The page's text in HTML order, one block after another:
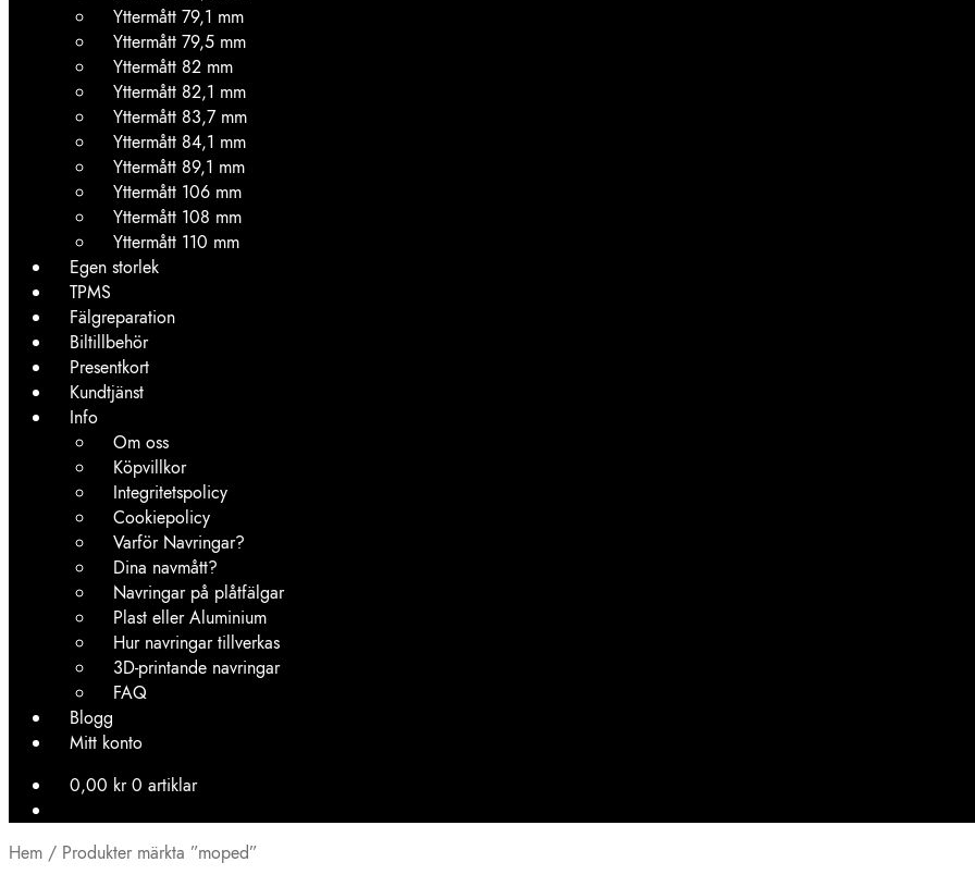
Yttermått 79,1 mm
Yttermått 79,5 mm
Yttermått 82 mm
Yttermått 82,1 mm
Yttermått 83,7 mm
Yttermått 84,1 mm
Yttermått 89,1 mm
Yttermått 106 mm
Yttermått 108 mm
Yttermått 110 mm
Egen storlek
TPMS
Fälgreparation
Biltillbehör
Presentkort
Kundtjänst
Info
Om oss
Köpvillkor
Integritetspolicy
Cookiepolicy
Varför Navringar?
Dina navmått?
Navringar på plåtfälgar
Plast eller Aluminium
Hur navringar tillverkas
3D-printande navringar
FAQ
Blogg
Mitt konto
0,00 kr 0 artiklar
Hem / Produkter märkta ”moped”